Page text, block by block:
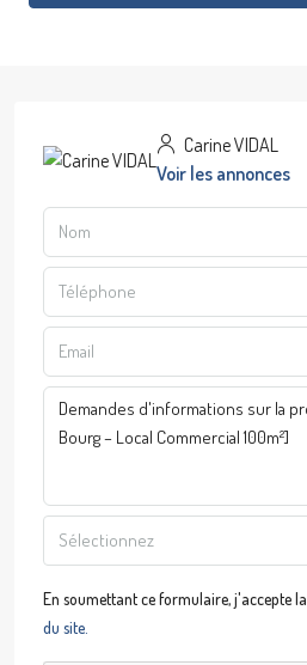
Carine VIDAL
Voir les annonces
Sélectionnez
En soumettant ce formulaire, j'accepte la
du site.